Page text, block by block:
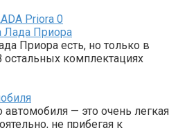
Priora 0
Лада Приора
Приора есть, но только в
комплектациях
автомобиля — это очень легкая
не прибегая к